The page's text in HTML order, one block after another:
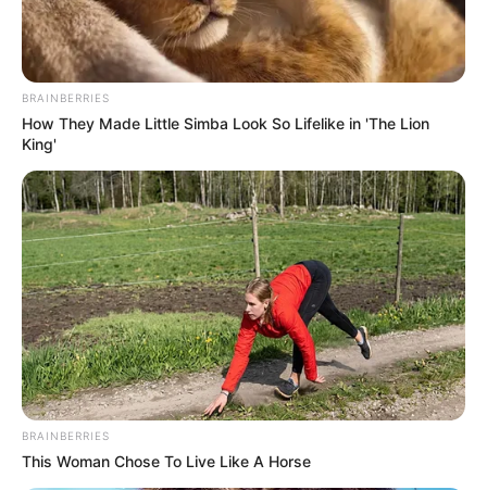
BRAINBERRIES
How They Made Little Simba Look So Lifelike in 'The Lion
King'
BRAINBERRIES
This Woman Chose To Live Like A Horse